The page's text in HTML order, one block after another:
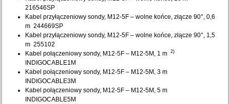
216546SP
Kabel przyłączeniowy sondy, M12-5F – wolne końce, złącze 90°, 0,6
m 244669SP
Kabel przyłączeniowy sondy, M12-5F – wolne końce, złącze 90°, 1,5
m 255102
Kabel połączeniowy sondy, M12-5F – M12-5M, 1 m 2)
INDIGOCABLE1M
Kabel połączeniowy sondy, M12-5F – M12-5M, 3 m
INDIGOCABLE3M
Kabel połączeniowy sondy, M12-5F – M12-5M, 5 m
INDIGOCABLE5M